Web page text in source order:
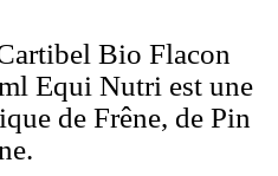
Bio Flacon
Equi Nutri est une
de Frêne, de Pin